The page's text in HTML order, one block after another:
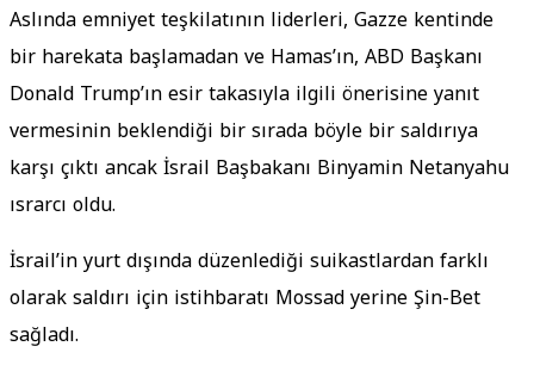
Aslında emniyet teşkilatının liderleri, Gazze kentinde
bir harekata başlamadan ve Hamas’ın, ABD Başkanı
Donald Trump’ın esir takasıyla ilgili önerisine yanıt
vermesinin beklendiği bir sırada böyle bir saldırıya
karşı çıktı ancak İsrail Başbakanı Binyamin Netanyahu
ısrarcı oldu.
İsrail’in yurt dışında düzenlediği suikastlardan farklı
olarak saldırı için istihbaratı Mossad yerine Şin-Bet
sağladı.